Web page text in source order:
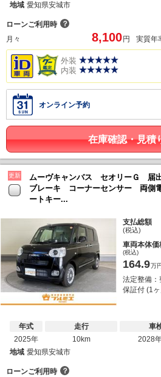
地域 愛知県安城市
ローンご利用時 ？
月々
8,100 円 実質年
外装
内装
オンライン予約
在庫確認・見積
更新
ムーヴキャンバス セオリーＧ 届
ブレーキ コーナーセンサー 両側
ートキー...
支払総額
(税込)
車両本体価
(税込)
164.9万円
法定整備：
保証付 (1
年式
2025年
走行
10km
車
2028
地域 愛知県安城市
ローンご利用時 ？